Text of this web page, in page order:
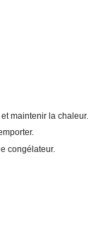
maintenir la chaleur.
congélateur.